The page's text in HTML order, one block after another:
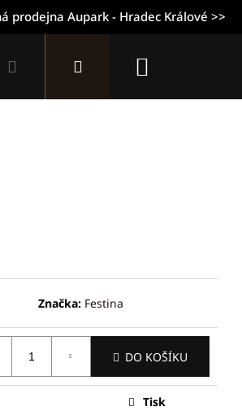
prodejna Aupark - Hradec Králové >>
Přihlášení
Značka: Festina
DO KOŠÍKU
Tisk